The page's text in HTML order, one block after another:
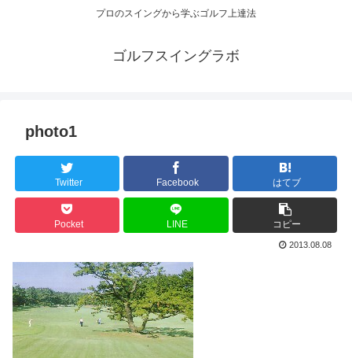
プロのスイングから学ぶゴルフ上達法
ゴルフスイングラボ
photo1
Twitter Facebook はてブ
Pocket LINE コピー
2013.08.08